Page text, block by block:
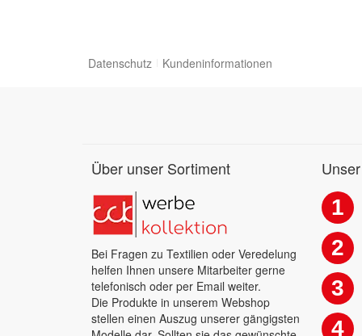
Datenschutz Kundeninformationen
Über unser Sortiment
Bei Fragen zu Textilien oder Veredelung
helfen Ihnen unsere Mitarbeiter gerne
telefonisch oder per Email weiter.
Die Produkte in unserem Webshop
stellen einen Auszug unserer gängigsten
1
2
3
4